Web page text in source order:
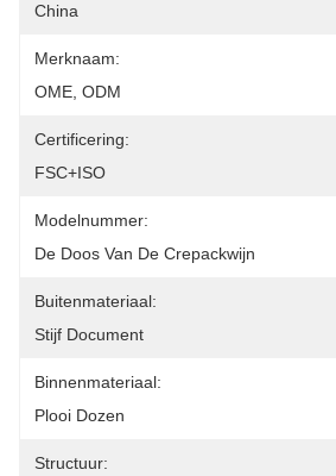
China
Merknaam:
OME, ODM
Certificering:
FSC+ISO
Modelnummer:
De Doos Van De Crepackwijn
Buitenmateriaal:
Stijf Document
Binnenmateriaal:
Plooi Dozen
Structuur: